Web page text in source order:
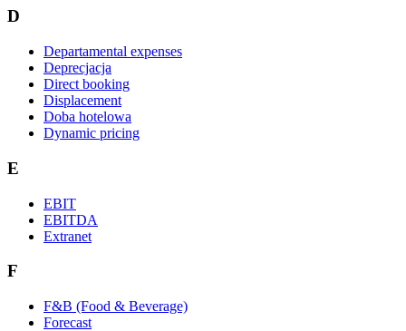
D
Departamental expenses
Deprecjacja
Direct booking
Displacement
Doba hotelowa
Dynamic pricing
E
EBIT
EBITDA
Extranet
F
F&B (Food & Beverage)
Forecast